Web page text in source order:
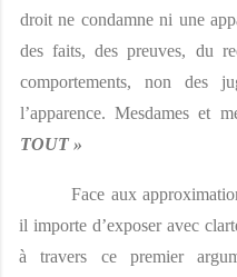
droit ne condamne ni une
des faits, des preuves, du
comportements, non des
l’apparence. Mesdames et
TOUT »
Face aux
il importe d’exposer avec
à travers ce premier